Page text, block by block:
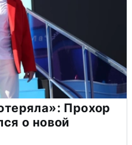
Прохор
о новой